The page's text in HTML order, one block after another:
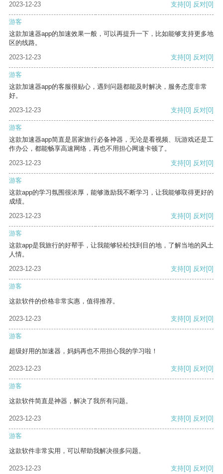
2023-12-23 支持[0] 反对[0]
游客
这款加速器app的加速效果一般，可以再提升一下，比如能够支持更多地
区的线路。
2023-12-23
支持[0] 反对[0]
游客
这款加速器app的客服很贴心，遇到问题都能及时解决，服务态度非常
好。
2023-12-23
支持[0] 反对[0]
游客
这款加速器app简直是居家旅行必备神器，无论是看视频、玩游戏还是工
作办公，都能畅享高速网络，再也不用担心网速卡顿了。
2023-12-23
支持[0] 反对[0]
游客
这款app的学习氛围很浓厚，能够激励我不断学习，让我能够取得更好的
成绩。
2023-12-23
支持[0] 反对[0]
游客
这款app是我旅行的好帮手，让我能够轻松找到目的地，了解当地的风土
人情。
2023-12-23
支持[0] 反对[0]
游客
这款软件的价格非常实惠，值得推荐。
2023-12-23 支持[0] 反对[0]
游客
超级好用的加速器，妈妈再也不用担心我的学习啦！
2023-12-23 支持[0] 反对[0]
游客
这款软件简直是神器，解决了我所有问题。
2023-12-23 支持[0] 反对[0]
游客
这款软件非常实用，可以帮助我解决很多问题。
2023-12-23 支持[0] 反对[0]